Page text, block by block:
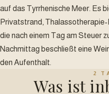
auf das Tyrrhenische Meer. Es
Privatstrand,
die nach einem Tag am Steuer
Nachmittag beschließt eine
den Aufenthalt.
2
Was ist